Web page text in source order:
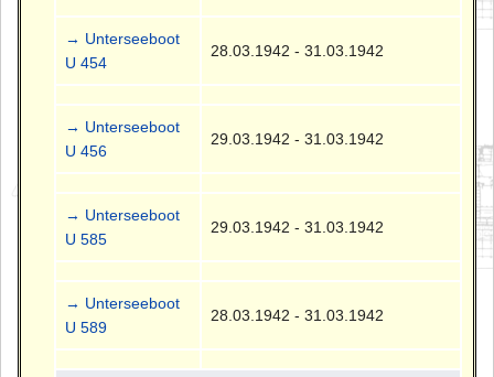
→ Unterseeboot
U 454
28.03.1942 - 31.03.1942
→ Unterseeboot
U 456
29.03.1942 - 31.03.1942
→ Unterseeboot
U 585
29.03.1942 - 31.03.1942
→ Unterseeboot
U 589
28.03.1942 - 31.03.1942